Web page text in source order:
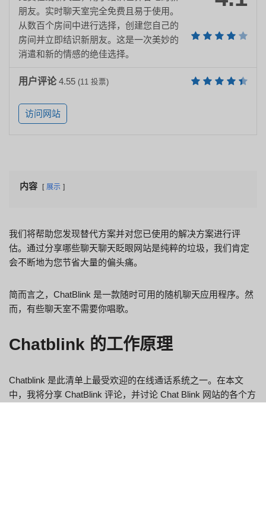
朋友。实时聊天室完全免费且易于使用。
从数百个房间中进行选择，创建您自己的
房间并立即结识新朋友。这是一次美妙的
消遣和新的情感的绝佳选择。
用户评论 4.55 (11 投票)
访问网站
内容 展示
我们将帮助您发现替代方案并对您已使用的解决方案进行评
估。通过分享哪些聊天聊天眨眼网站是纯粹的垃圾，我们肯定
会不断地为您节省大量的偏头痛。
简而言之，ChatBlink 是一款随时可用的随机聊天应用程序。然
而，有些聊天室不需要你唱歌。
Chatblink 的工作原理
Chatblink 是此清单上最受欢迎的在线通话系统之一。在本文
中，我将分享 ChatBlink 评论，并讨论 Chat Blink 网站的各个方